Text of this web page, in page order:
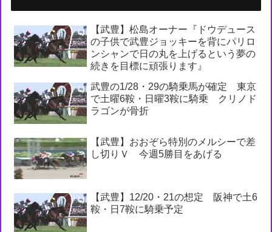
【武豊】松島オーナー『ドウデュース
の子供で武豊ジョッキーを背にパリロ
ンシャンで日の丸を上げるという夢の
続きを目標に頑張ります』
武豊の1/28・29の騎乗馬が確定 東京
で土曜6鞍・日曜3鞍に騎乗 クリノド
ラゴンが骨折
【武豊】おおぞら特別のメルシーで差
し切りＶ 今週5勝目をあげる
【武豊】12/20・21の想定 阪神で土6
鞍・日7鞍に騎乗予定